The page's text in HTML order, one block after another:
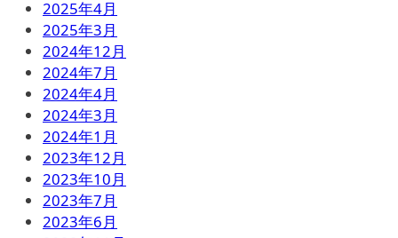
2025年4月
2025年3月
2024年12月
2024年7月
2024年4月
2024年3月
2024年1月
2023年12月
2023年10月
2023年7月
2023年6月